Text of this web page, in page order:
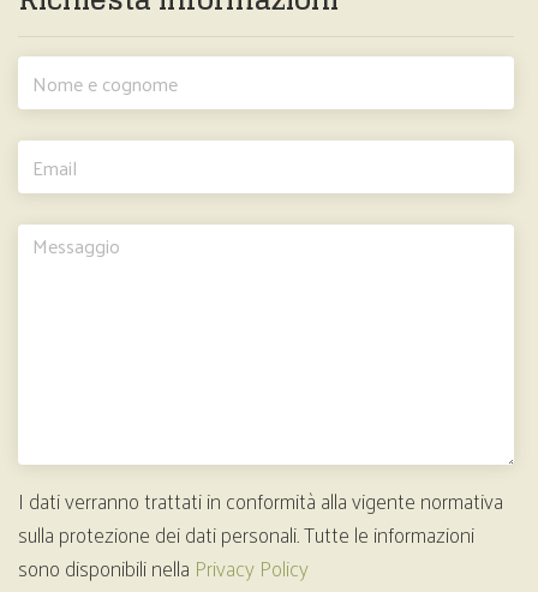
I dati verranno trattati in conformità alla vigente normativa
sulla protezione dei dati personali. Tutte le informazioni
sono disponibili nella Privacy Policy